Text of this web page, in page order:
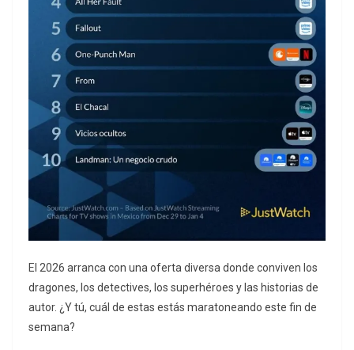
El 2026 arranca con una oferta diversa donde conviven los
dragones, los detectives, los superhéroes y las historias de
autor. ¿Y tú, cuál de estas estás maratoneando este fin de
semana?